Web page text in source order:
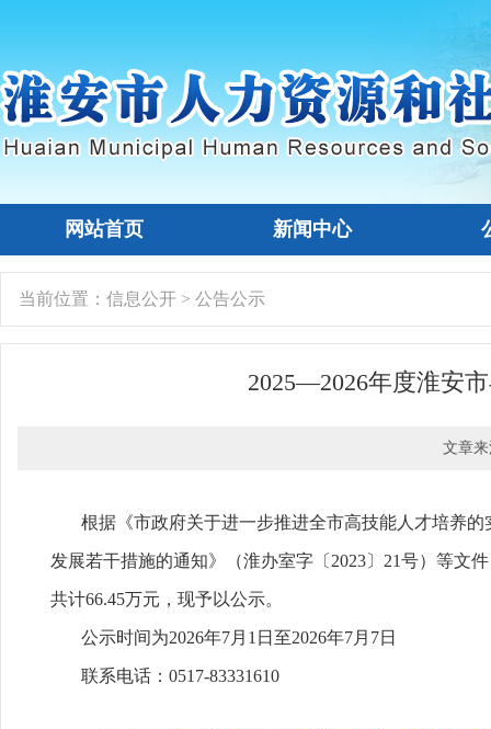
网站首页 新闻中心
当前位置： 信息公开 > 公告公示
2025—2026年度淮安
文章
根据《市政府关于进一步推进全市高技能人才培养的
发展若干措施的通知》（淮办室字〔2023〕21号）等文
共计66.45万元，现予以公示。
公示时间为2026年7月1日至2026年7月7日
联系电话：0517-83331610